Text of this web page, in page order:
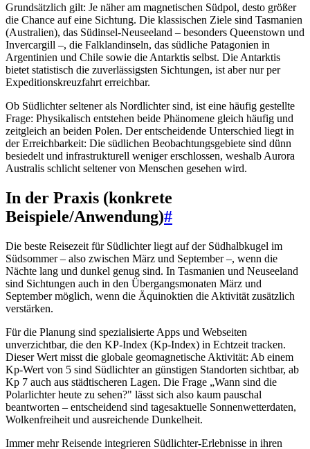
Grundsätzlich gilt: Je näher am magnetischen Südpol, desto größer
die Chance auf eine Sichtung. Die klassischen Ziele sind Tasmanien
(Australien), das Südinsel-Neuseeland – besonders Queenstown und
Invercargill –, die Falklandinseln, das südliche Patagonien in
Argentinien und Chile sowie die Antarktis selbst. Die Antarktis
bietet statistisch die zuverlässigsten Sichtungen, ist aber nur per
Expeditionskreuzfahrt erreichbar.
Ob Südlichter seltener als Nordlichter sind, ist eine häufig gestellte
Frage: Physikalisch entstehen beide Phänomene gleich häufig und
zeitgleich an beiden Polen. Der entscheidende Unterschied liegt in
der Erreichbarkeit: Die südlichen Beobachtungsgebiete sind dünn
besiedelt und infrastrukturell weniger erschlossen, weshalb Aurora
Australis schlicht seltener von Menschen gesehen wird.
In der Praxis (konkrete
Beispiele/Anwendung)#
Die beste Reisezeit für Südlichter liegt auf der Südhalbkugel im
Südsommer – also zwischen März und September –, wenn die
Nächte lang und dunkel genug sind. In Tasmanien und Neuseeland
sind Sichtungen auch in den Übergangsmonaten März und
September möglich, wenn die Äquinoktien die Aktivität zusätzlich
verstärken.
Für die Planung sind spezialisierte Apps und Webseiten
unverzichtbar, die den KP-Index (Kp-Index) in Echtzeit tracken.
Dieser Wert misst die globale geomagnetische Aktivität: Ab einem
Kp-Wert von 5 sind Südlichter an günstigen Standorten sichtbar, ab
Kp 7 auch aus städtischeren Lagen. Die Frage „Wann sind die
Polarlichter heute zu sehen?" lässt sich also kaum pauschal
beantworten – entscheidend sind tagesaktuelle Sonnenwetterdaten,
Wolkenfreiheit und ausreichende Dunkelheit.
Immer mehr Reisende integrieren Südlichter-Erlebnisse in ihren